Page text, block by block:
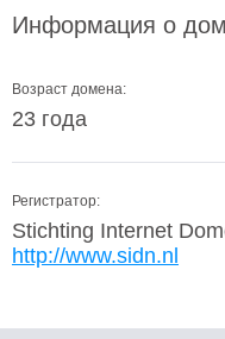
Информация о
Возраст домена:
23 года
Регистратор:
Stichting Internet
http://www.sidn.nl